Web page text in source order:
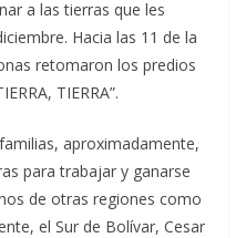
a las tierras que les
Hacia las 11 de la
retomaron los predios
TIERRA”.
aproximadamente,
para trabajar y ganarse
de otras regiones como
el Sur de Bolívar, Cesar